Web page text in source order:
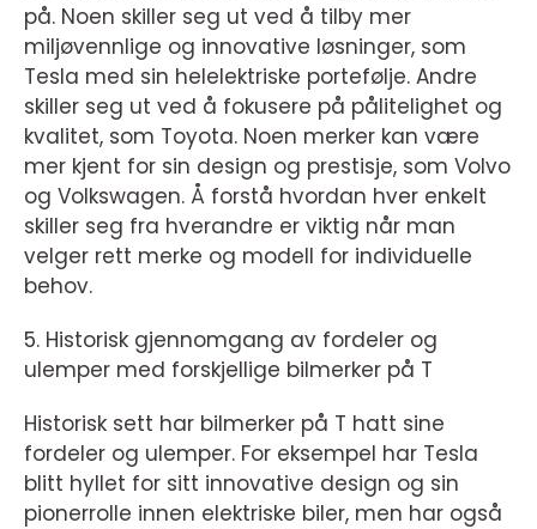
på. Noen skiller seg ut ved å tilby mer
miljøvennlige og innovative løsninger, som
Tesla med sin helelektriske portefølje. Andre
skiller seg ut ved å fokusere på pålitelighet og
kvalitet, som Toyota. Noen merker kan være
mer kjent for sin design og prestisje, som Volvo
og Volkswagen. Å forstå hvordan hver enkelt
skiller seg fra hverandre er viktig når man
velger rett merke og modell for individuelle
behov.
5. Historisk gjennomgang av fordeler og
ulemper med forskjellige bilmerker på T
Historisk sett har bilmerker på T hatt sine
fordeler og ulemper. For eksempel har Tesla
blitt hyllet for sitt innovative design og sin
pionerrolle innen elektriske biler, men har også